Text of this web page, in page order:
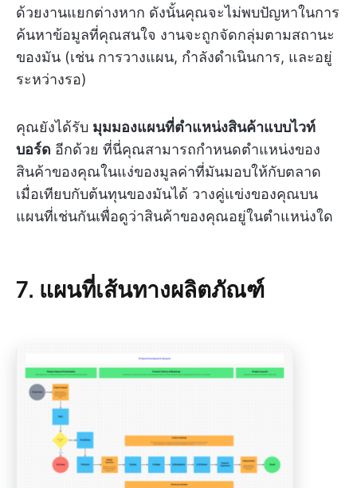
ด้วยงานแยกต่างหาก ดังนั้นคุณจะไม่พบปัญหาในการ
ค้นหาข้อมูลที่คุณสนใจ งานจะถูกจัดกลุ่มตามสถานะ
ของมัน (เช่น การวางแผน, กำลังดำเนินการ, และอยู่
ระหว่างรอ)
คุณยังได้รับ มุมมองแผนที่ตำแหน่งสินค้าแบบไวท์
บอร์ด อีกด้วย ที่นี่คุณสามารถกำหนดตำแหน่งของ
สินค้าของคุณในแง่ของมูลค่าที่มันมอบให้กับตลาด
เมื่อเทียบกับต้นทุนของมันได้ วางคู่แข่งของคุณบน
แผนที่เช่นกันเพื่อดูว่าสินค้าของคุณอยู่ในตำแหน่งใด
7. แผนที่เส้นทางผลิตภัณฑ์